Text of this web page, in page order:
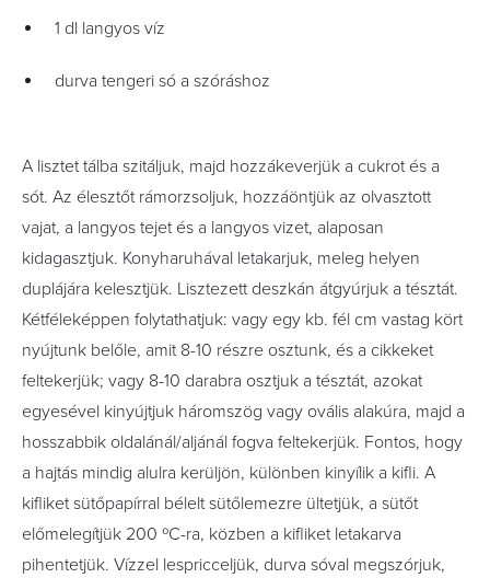
1 dl langyos víz
durva tengeri só a szóráshoz
A lisztet tálba szitáljuk, majd hozzákeverjük a cukrot és a
sót. Az élesztőt rámorzsoljuk, hozzáöntjük az olvasztott
vajat, a langyos tejet és a langyos vizet, alaposan
kidagasztjuk. Konyharuhával letakarjuk, meleg helyen
duplájára kelesztjük. Lisztezett deszkán átgyúrjuk a tésztát.
Kétféleképpen folytathatjuk: vagy egy kb. fél cm vastag kört
nyújtunk belőle, amit 8-10 részre osztunk, és a cikkeket
feltekerjük; vagy 8-10 darabra osztjuk a tésztát, azokat
egyesével kinyújtjuk háromszög vagy ovális alakúra, majd a
hosszabbik oldalánál/aljánál fogva feltekerjük. Fontos, hogy
a hajtás mindig alulra kerüljön, különben kinyílik a kifli. A
kifliket sütőpapírral bélelt sütőlemezre ültetjük, a sütőt
előmelegítjük 200 ºC-ra, közben a kifliket letakarva
pihentetjük. Vízzel lespricceljük, durva sóval megszórjuk,